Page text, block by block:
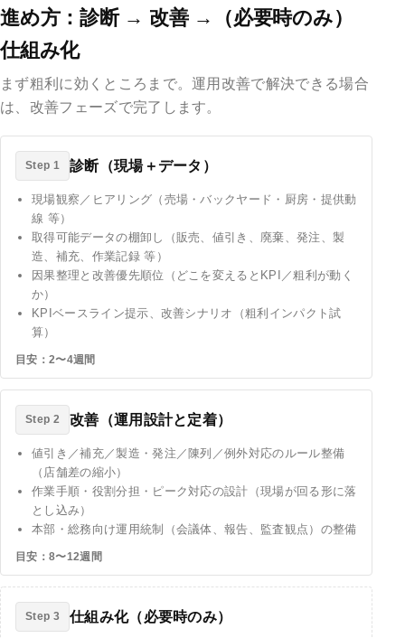
進め方：診断 → 改善 →（必要時のみ）
仕組み化
まず粗利に効くところまで。運用改善で解決できる場合
は、改善フェーズで完了します。
Step 1 診断（現場＋データ）
現場観察／ヒアリング（売場・バックヤード・厨房・提供動
線 等）
取得可能データの棚卸し（販売、値引き、廃棄、発注、製
造、補充、作業記録 等）
因果整理と改善優先順位（どこを変えるとKPI／粗利が動く
か）
KPIベースライン提示、改善シナリオ（粗利インパクト試
算）
目安：2〜4週間
Step 2 改善（運用設計と定着）
値引き／補充／製造・発注／陳列／例外対応のルール整備
（店舗差の縮小）
作業手順・役割分担・ピーク対応の設計（現場が回る形に落
とし込み）
本部・総務向け運用統制（会議体、報告、監査観点）の整備
目安：8〜12週間
Step 3 仕組み化（必要時のみ）